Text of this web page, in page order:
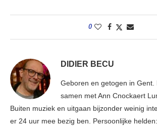
0
DIDIER BECU
Geboren en getogen in Gent.
samen met Ann Cnockaert
Buiten muziek en uitgaan bijzonder weinig
er 24 uur mee bezig ben. Persoonlijke